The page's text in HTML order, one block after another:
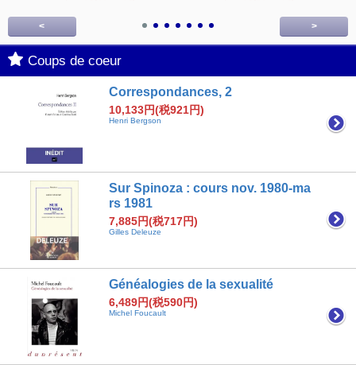
< >
Coups de coeur
Correspondances, 2
10,133円(税921円)
Henri Bergson
Sur Spinoza : cours nov. 1980-ma
rs 1981
7,885円(税717円)
Gilles Deleuze
Généalogies de la sexualité
6,489円(税590円)
Michel Foucault